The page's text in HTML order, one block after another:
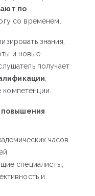
по
со временем.
знания,
и новые
получает
,
часов
специалисты,
и